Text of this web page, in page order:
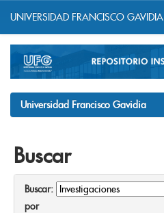
navigation
UNIVERSIDAD FRANCISCO GAVIDIA
Universidad Francisco Gavidia
Buscar
Buscar:
por